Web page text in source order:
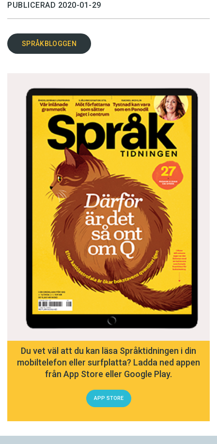
PUBLICERAD 2020-01-29
SPRÅKBLOGGEN
Du vet väl att du kan läsa Språktidningen i din
mobiltelefon eller surfplatta? Ladda ned appen
från App Store eller Google Play.
APP STORE